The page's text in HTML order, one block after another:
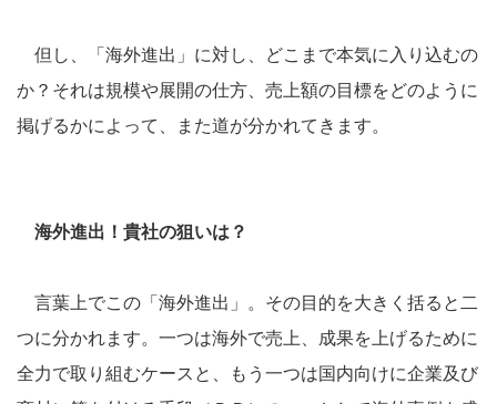
但し、「海外進出」に対し、どこまで本気に入り込むの
か？それは規模や展開の仕方、売上額の目標をどのように
掲げるかによって、また道が分かれてきます。
海外進出！貴社の狙いは？
言葉上でこの「海外進出」。その目的を大きく括ると二
つに分かれます。一つは海外で売上、成果を上げるために
全力で取り組むケースと、もう一つは国内向けに企業及び